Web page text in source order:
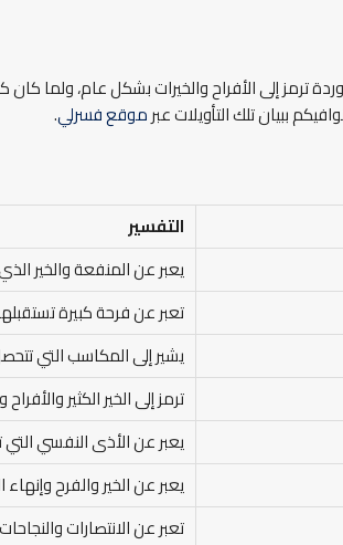
ترمز إلى الأفراح والخيرات بشكل عام،
ببيان تلك التأويلات عبرموقع فسرلي.
التفسير
يعبر عن المنفعة والخير
تعبر عن فرحة كبيرة
يشير إلى المكاسب التي
ترمز إلى الخير الكثير
يعبر عن الأذى النفسي التي
يعبر عن الخير والفرح
تعبر عن الانتصارات